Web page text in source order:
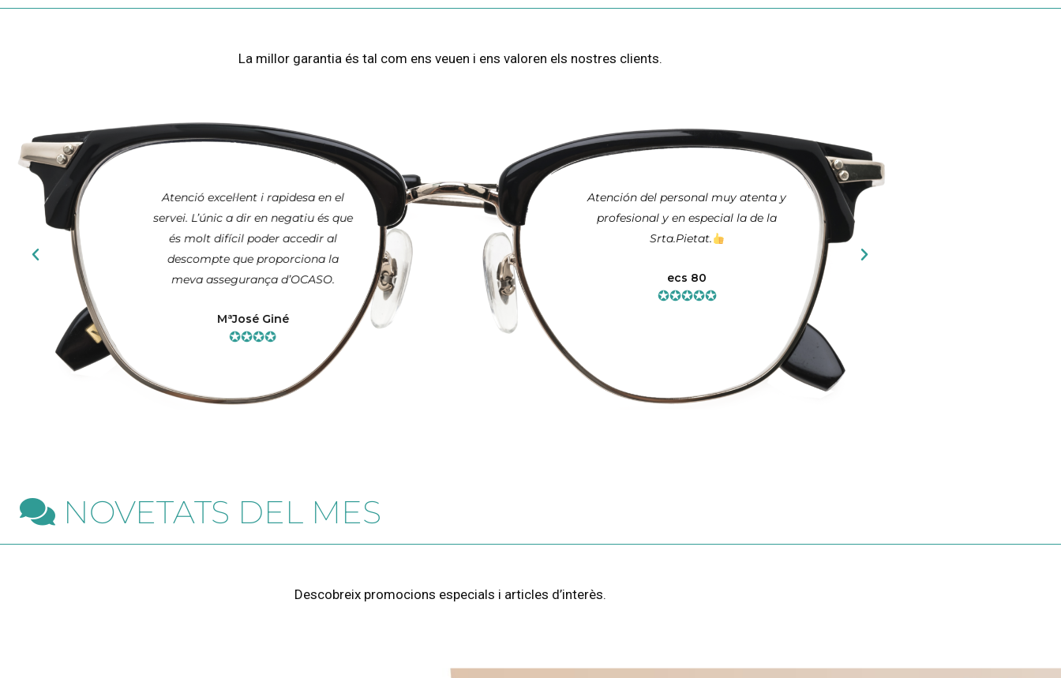
La millor garantia és tal com ens veuen i ens valoren els nostres clients.
Atenció excel·lent i rapidesa en el
servei. L’únic a dir en negatiu és que
és molt difícil poder accedir al
descompte que proporciona la
meva assegurança d’OCASO.
MªJosé Giné
✪✪✪✪
Atención del personal muy atenta y
profesional y en especial la de la
Srta.Pietat.
ecs 80
✪✪✪✪✪
NOVETATS DEL MES
Descobreix promocions especials i articles d’interès.